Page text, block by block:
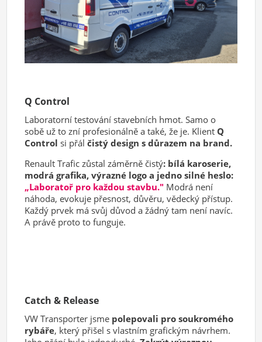
Q Control
Laboratorní testování stavebních hmot. Samo o
sobě už to zní profesionálně a také, že je. Klient Q
Control si přál čistý design s důrazem na brand.
Renault Trafic zůstal záměrně čistý: bílá karoserie,
modrá grafika, výrazné logo a jedno silné heslo:
„Laboratoř pro každou stavbu." Modrá není
náhoda, evokuje přesnost, důvěru, vědecký přístup.
Každý prvek má svůj důvod a žádný tam není navíc.
A právě proto to funguje.
Catch & Release
VW Transporter jsme polepovali pro soukromého
rybáře, který přišel s vlastním grafickým návrhem.